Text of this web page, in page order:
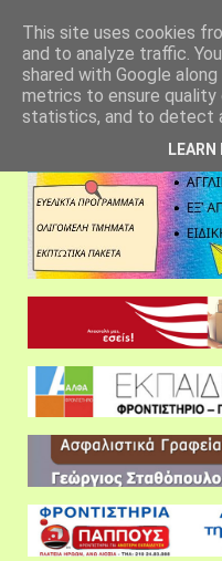
This site uses cookies
and to analyze traffic.
shared with Google
metrics to ensure quality
statistics, and to detect
LEARN